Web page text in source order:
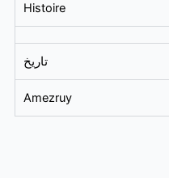
Histoire
تاريخ
Amezruy